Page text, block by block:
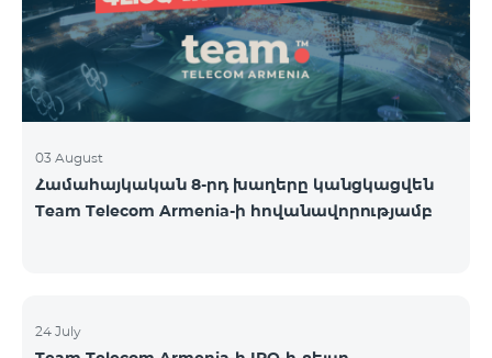
USA and Canada, Beeline Russia and Tele2 mob
03 August
Համահայկական 8-րդ խաղերը կանցկացվեն
Team Telecom Armenia-ի հովանավորությամբ
24 July